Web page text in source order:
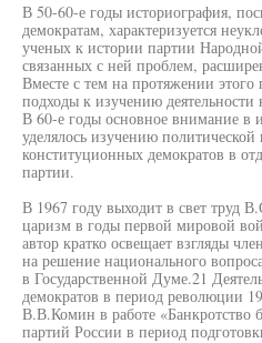
В 50-60-е годы историография,
демократам, характеризуется
ученых к истории партии
связанных с ней проблем,
Вместе с тем на протяжении этого
подходы к изучению деятельности
В 60-е годы основное внимание в
уделялось изучению
конституционных демократов в
партии.
В 1967 году выходит в свет труд
царизм в годы первой мировой
автор кратко освещает взгляды
на решение национального
в Государственной Думе.21
демократов в период революции
В.В.Комин в работе «Банкротство
партий России в период